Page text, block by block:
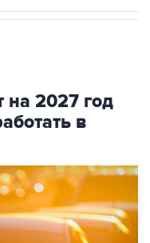
на 2027 год
в